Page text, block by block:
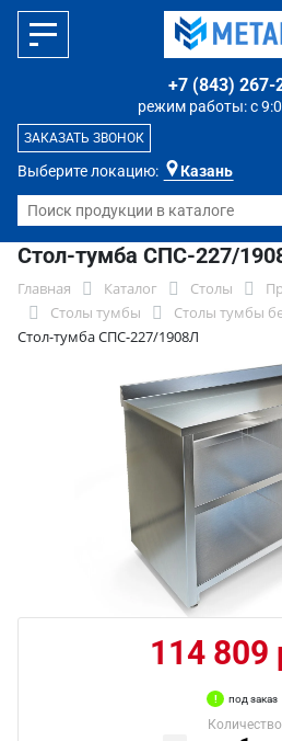
Выберите локацию: Казань
режим работы: с
+7 (843) 267-
ЗАКАЗАТЬ ЗВОНОК
Стол-тумба СПС-227/
Главная Каталог Столы
Столы тумбы
Столы тумбы
Стол-тумба СПС-227/1908Л
114 809
под заказ
Количество